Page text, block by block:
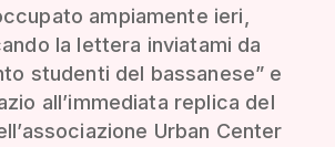
ampiamente ieri,
la lettera inviatami da
studenti del bassanese” e
all’immediata replica del
Urban Center